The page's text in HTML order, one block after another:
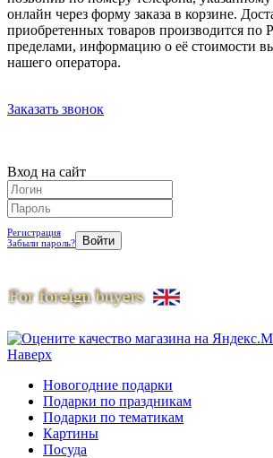
онлайн через форму заказа в корзине.
приобретенных товаров производится по
пределами, информацию о её стоимости
нашего оператора.
Заказать звонок
Вход на сайт
Регистрация
Забыли пароль?
Наверх
Новогодние подарки
Подарки по праздникам
Подарки по тематикам
Картины
Посуда